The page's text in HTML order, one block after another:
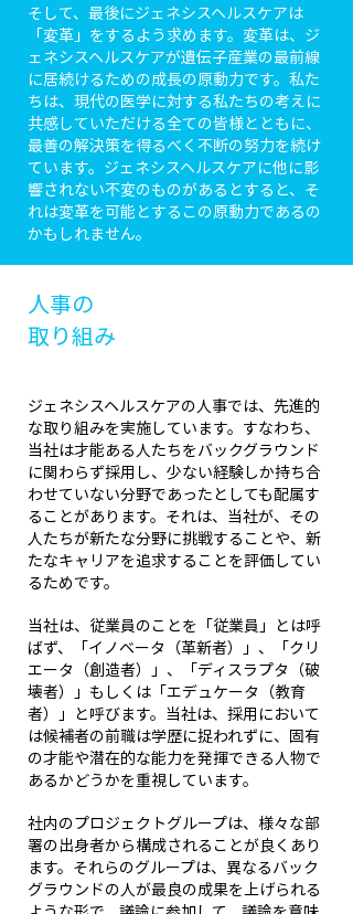
そして、最後にジェネシスヘルスケアは
「変革」をするよう求めます。変革は、ジ
ェネシスヘルスケアが遺伝子産業の最前線
に居続けるための成長の原動力です。私た
ちは、現代の医学に対する私たちの考えに
共感していただける全ての皆様とともに、
最善の解決策を得るべく不断の努力を続け
ています。ジェネシスヘルスケアに他に影
響されない不変のものがあるとすると、そ
れは変革を可能とするこの原動力であるの
かもしれません。
人事の
取り組み
ジェネシスヘルスケアの人事では、先進的
な取り組みを実施しています。すなわち、
当社は才能ある人たちをバックグラウンド
に関わらず採用し、少ない経験しか持ち合
わせていない分野であったとしても配属す
ることがあります。それは、当社が、その
人たちが新たな分野に挑戦することや、新
たなキャリアを追求することを評価してい
るためです。
当社は、従業員のことを「従業員」とは呼
ばず、「イノベータ（革新者）」、「クリ
エータ（創造者）」、「ディスラプタ（破
壊者）」もしくは「エデュケータ（教育
者）」と呼びます。当社は、採用において
は候補者の前職は学歴に捉われずに、固有
の才能や潜在的な能力を発揮できる人物で
あるかどうかを重視しています。
社内のプロジェクトグループは、様々な部
署の出身者から構成されることが良くあり
ます。それらのグループは、異なるバック
グラウンドの人が最良の成果を上げられる